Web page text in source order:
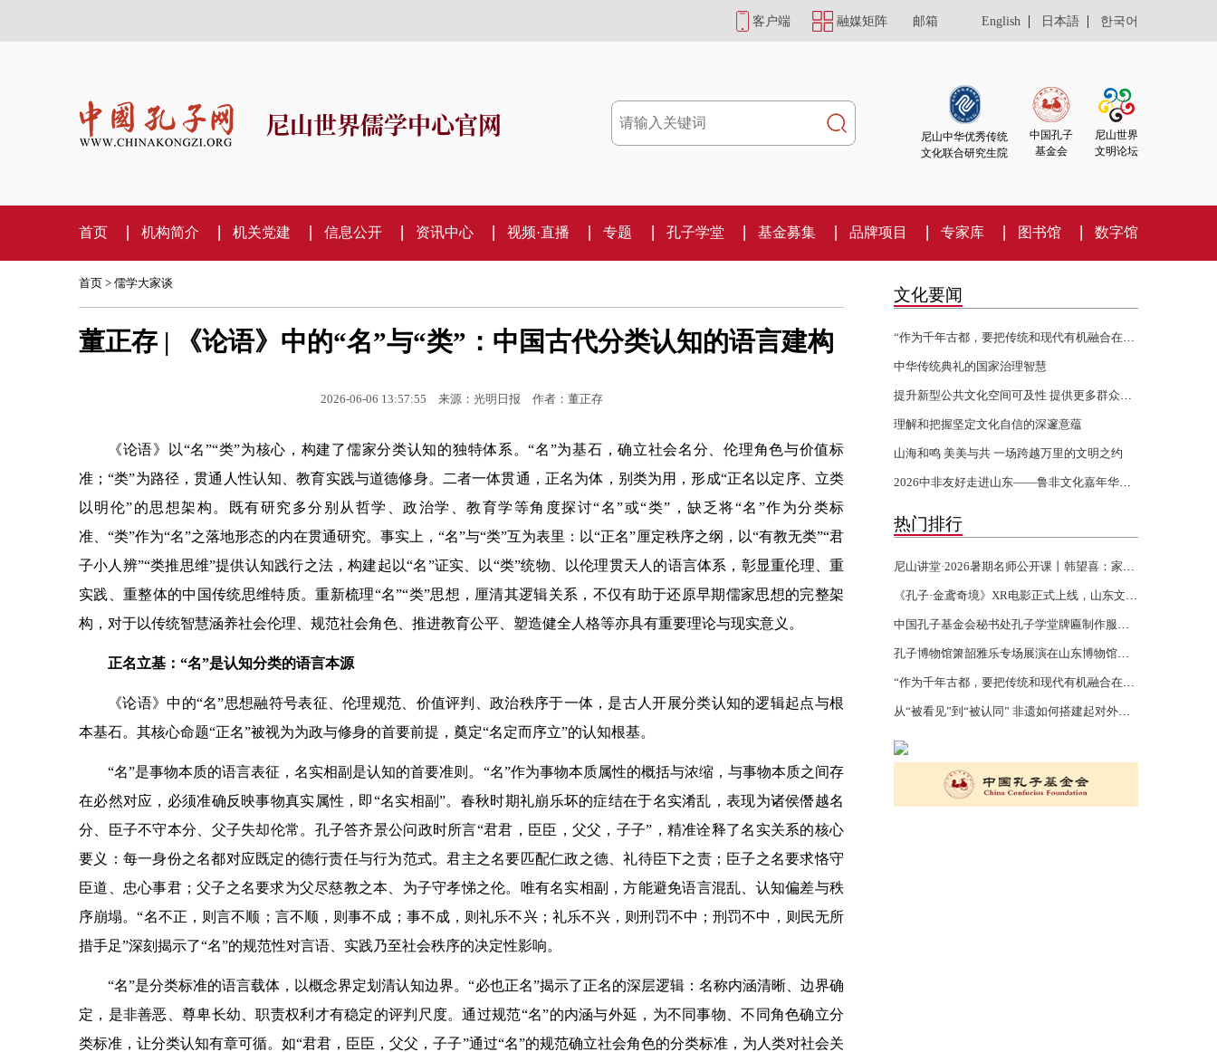
客户端 融媒矩阵 邮箱 English | 日本語 | 한국어
尼山世界儒学中心官网
尼山中华优秀传统
文化联合研究生院
中国孔子
基金会
尼山世界
文明论坛
首页 机构简介 机关党建 信息公开 资讯中心 视频·直播 专题 孔子学堂 基金募集 品牌项目 专家库 图书馆 数字馆
首页 > 儒学大家谈
董正存 | 《论语》中的“名”与“类”：中国古代分类认知的语言建构
2026-06-06 13:57:55 来源：光明日报 作者：董正存
《论语》以“名”“类”为核心，构建了儒家分类认知的独特体系。“名”为基石，确立社会名分、伦理角色与价值标
准；“类”为路径，贯通人性认知、教育实践与道德修身。二者一体贯通，正名为体，别类为用，形成“正名以定序、立类
以明伦”的思想架构。既有研究多分别从哲学、政治学、教育学等角度探讨“名”或“类”，缺乏将“名”作为分类标
准、“类”作为“名”之落地形态的内在贯通研究。事实上，“名”与“类”互为表里：以“正名”厘定秩序之纲，以“有教无类”“君
子小人辨”“类推思维”提供认知践行之法，构建起以“名”证实、以“类”统物、以伦理贯天人的语言体系，彰显重伦理、重
实践、重整体的中国传统思维特质。重新梳理“名”“类”思想，厘清其逻辑关系，不仅有助于还原早期儒家思想的完整架
构，对于以传统智慧涵养社会伦理、规范社会角色、推进教育公平、塑造健全人格等亦具有重要理论与现实意义。
正名立基：“名”是认知分类的语言本源
《论语》中的“名”思想融符号表征、伦理规范、价值评判、政治秩序于一体，是古人开展分类认知的逻辑起点与根
本基石。其核心命题“正名”被视为为政与修身的首要前提，奠定“名定而序立”的认知根基。
“名”是事物本质的语言表征，名实相副是认知的首要准则。“名”作为事物本质属性的概括与浓缩，与事物本质之间存
在必然对应，必须准确反映事物真实属性，即“名实相副”。春秋时期礼崩乐坏的症结在于名实淆乱，表现为诸侯僭越名
分、臣子不守本分、父子失却伦常。孔子答齐景公问政时所言“君君，臣臣，父父，子子”，精准诠释了名实关系的核心
要义：每一身份之名都对应既定的德行责任与行为范式。君主之名要匹配仁政之德、礼待臣下之责；臣子之名要求恪守
臣道、忠心事君；父子之名要求为父尽慈教之本、为子守孝悌之伦。唯有名实相副，方能避免语言混乱、认知偏差与秩
序崩塌。“名不正，则言不顺；言不顺，则事不成；事不成，则礼乐不兴；礼乐不兴，则刑罚不中；刑罚不中，则民无所
措手足”深刻揭示了“名”的规范性对言语、实践乃至社会秩序的决定性影响。
“名”是分类标准的语言载体，以概念界定划清认知边界。“必也正名”揭示了正名的深层逻辑：名称内涵清晰、边界确
定，是非善恶、尊卑长幼、职责权利才有稳定的评判尺度。通过规范“名”的内涵与外延，为不同事物、不同角色确立分
类标准，让分类认知有章可循。如“君君，臣臣，父父，子子”通过“名”的规范确立社会角色的分类标准，为人类对社会关
文化要闻
中华传统典礼的国家治理智慧
理解和把握坚定文化自信的深邃意蕴
山海和鸣 美美与共 一场跨越万里的文明之约
热门排行